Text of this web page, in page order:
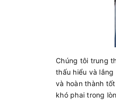
Chúng tôi trung
thấu hiểu và
và hoàn thành
khó phai trong